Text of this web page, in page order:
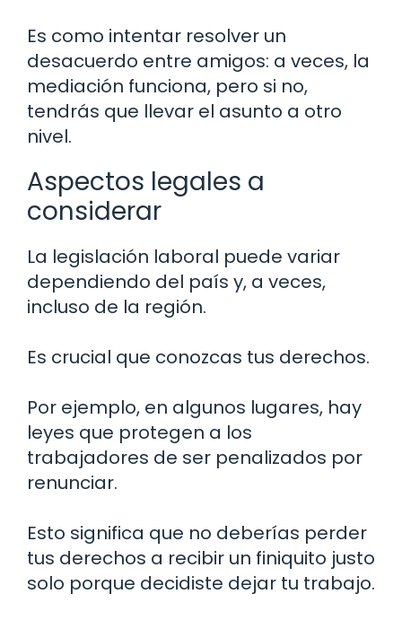
Es como intentar resolver un
desacuerdo entre amigos: a veces, la
mediación funciona, pero si no,
tendrás que llevar el asunto a otro
nivel.
Aspectos legales a
considerar
La legislación laboral puede variar
dependiendo del país y, a veces,
incluso de la región.
Es crucial que conozcas tus derechos.
Por ejemplo, en algunos lugares, hay
leyes que protegen a los
trabajadores de ser penalizados por
renunciar.
Esto significa que no deberías perder
tus derechos a recibir un finiquito justo
solo porque decidiste dejar tu trabajo.